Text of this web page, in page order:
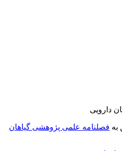
فصلنامه علمی پژوهشی گیاهان